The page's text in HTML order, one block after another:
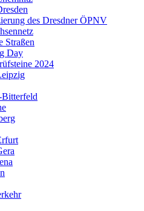
des Dresdner ÖPNV
Straßen
Day
2024